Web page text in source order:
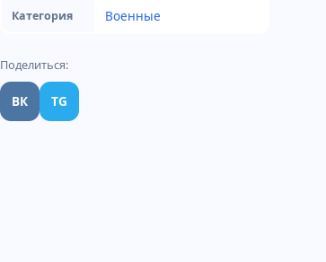
Категория Военные
Поделиться:
ВК TG